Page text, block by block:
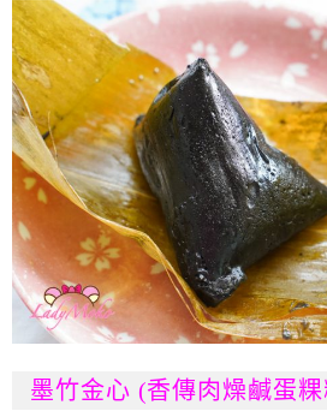
墨竹金心 (香傳肉燥鹹蛋